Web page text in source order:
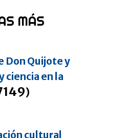
MÁS
Don Quijote y
ciencia en la
)
cultural